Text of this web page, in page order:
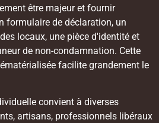
être majeur et fournir
formulaire de déclaration, un
locaux, une pièce d'identité et
de non-condamnation. Cette
facilite grandement le
convient à diverses
artisans, professionnels libéraux